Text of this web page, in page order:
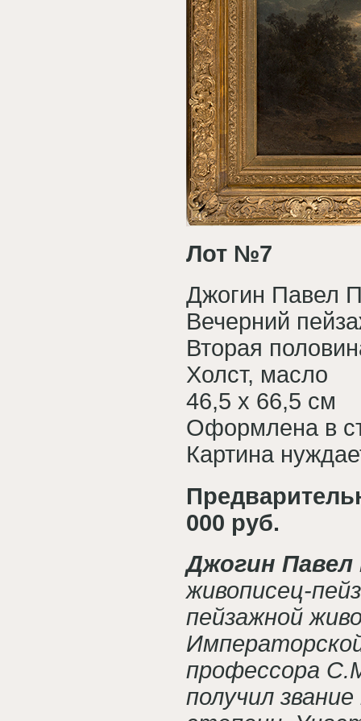
Лот №7
Джогин Павел
Вечерний
Вторая
Холст, масло
46,5 х 66,5 см
Оформлена в
Картина
000 руб.
Джогин Павел
живописец-
пейзажной
профессора
получил